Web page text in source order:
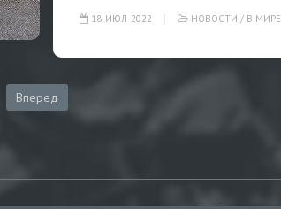
18-ИЮЛ-2022 НОВОСТИ / В МИРЕ
Вперед